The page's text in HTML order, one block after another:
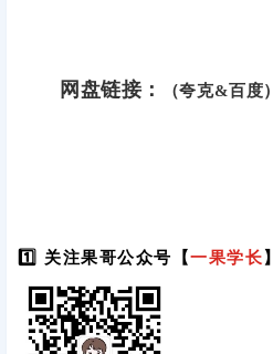
网盘链接： （夸克&百度）
1️⃣ 关注果哥公众号【一果学长】